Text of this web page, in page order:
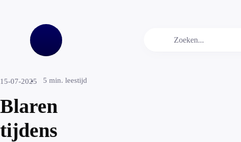
15-07-2025 5 min. leestijd
Blaren
tijdens